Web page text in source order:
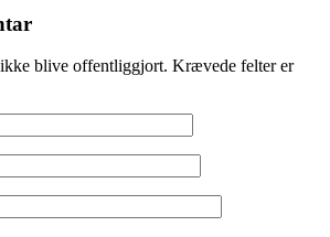
blive offentliggjort. Krævede felter er